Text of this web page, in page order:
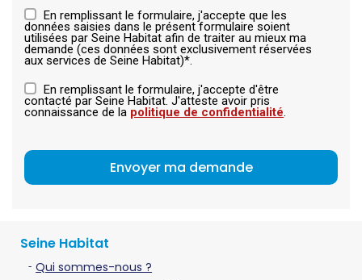
En remplissant le formulaire, j'accepte que les
données saisies dans le présent formulaire soient
utilisées par Seine Habitat afin de traiter au mieux ma
demande (ces données sont exclusivement réservées
aux services de Seine Habitat)*.
En remplissant le formulaire, j'accepte d'être
contacté par Seine Habitat. J'atteste avoir pris
connaissance de la politique de confidentialité.
Seine Habitat
Qui sommes-nous ?